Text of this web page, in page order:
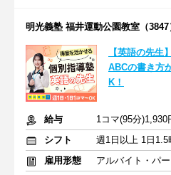
明光義塾 福井運動公園教室（3847
【英語の先生
ABCの書き方
K！
給与
1コマ(95分)1,930
シフト
雇用形態
アルバイト・パー